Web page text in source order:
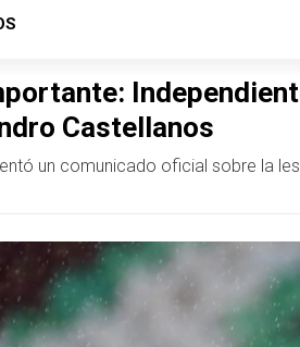
Castellanos
un comunicado oficial sobre la